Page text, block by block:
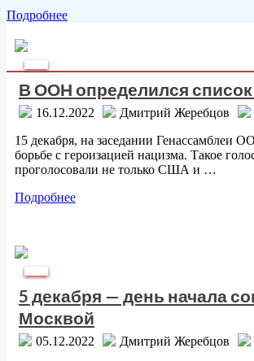
Подробнее
В ООН определился список
16.12.2022 Дмитрий Жеребцов
15 декабря, на заседании Генассамблеи
борьбе с героизацией нацизма. Такое
проголосовали не только США и …
Подробнее
5 декабря — день начала
Москвой
05.12.2022 Дмитрий Жеребцов
Пагинация
записей